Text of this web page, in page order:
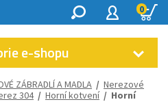
0
e-shopu
ZÁBRADLÍ A MADLA / Nerezové
304/ Horní kotvení/ Horní